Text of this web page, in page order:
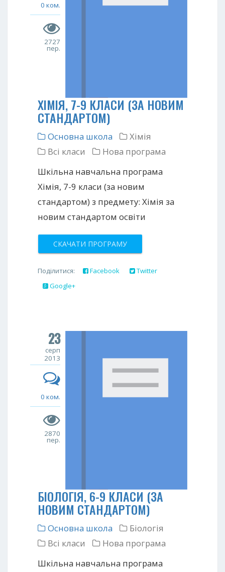
0 ком.
2727
пер.
ХІМІЯ, 7-9 КЛАСИ (ЗА НОВИМ
СТАНДАРТОМ)
Основна школа
Хімія
Всі класи
Нова програма
Шкільна навчальна програма
Хімія, 7-9 класи (за новим
стандартом) з предмету: Хімія за
новим стандартом освіти
СКАЧАТИ ПРОГРАМУ
Поділитися: Facebook
Twitter
Google+
23
серп
2013
0 ком.
2870
пер.
БІОЛОГІЯ, 6-9 КЛАСИ (ЗА
НОВИМ СТАНДАРТОМ)
Основна школа
Біологія
Всі класи
Нова програма
Шкільна навчальна програма